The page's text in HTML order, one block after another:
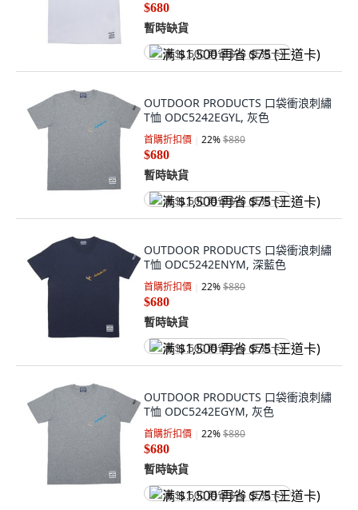
$680
暫時缺貨
满 $1,500 再省 $75 (王道卡)
OUTDOOR PRODUCTS 口袋衝浪刺繡
T恤 ODC5242EGYL, 灰色
首購折扣價 22%$880
$680
暫時缺貨
满 $1,500 再省 $75 (王道卡)
OUTDOOR PRODUCTS 口袋衝浪刺繡
T恤 ODC5242ENYM, 深藍色
首購折扣價 22%$880
$680
暫時缺貨
满 $1,500 再省 $75 (王道卡)
OUTDOOR PRODUCTS 口袋衝浪刺繡
T恤 ODC5242EGYM, 灰色
首購折扣價 22%$880
$680
暫時缺貨
满 $1,500 再省 $75 (王道卡)